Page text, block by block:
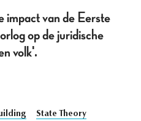
impact van de Eerste
op de juridische
volk'.
State Theory